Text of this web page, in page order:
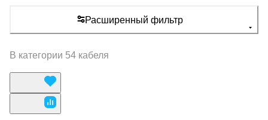
Расширенный фильтр
В категории 54 кабеля